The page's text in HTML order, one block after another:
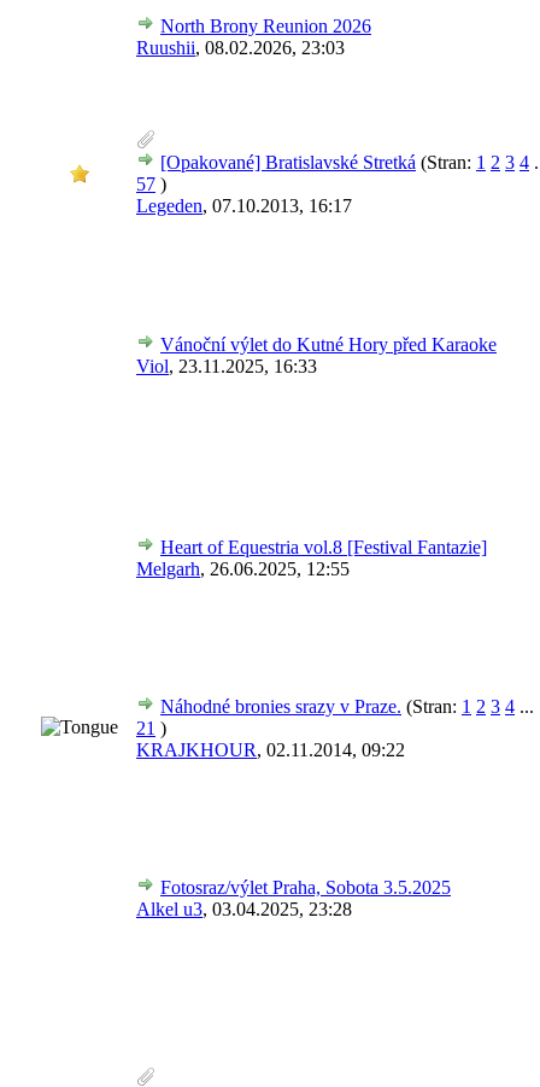
North Brony Reunion 2026
Ruushii, 08.02.2026, 23:03
[Opakované] Bratislavské Stretká (Stran: 1 2 3 4
57 )
Legeden, 07.10.2013, 16:17
Vánoční výlet do Kutné Hory před Karaoke
Viol, 23.11.2025, 16:33
Heart of Equestria vol.8 [Festival Fantazie]
Melgarh, 26.06.2025, 12:55
Náhodné bronies srazy v Praze. (Stran: 1 2 3 4 ...
21 )
KRAJKHOUR, 02.11.2014, 09:22
Fotosraz/výlet Praha, Sobota 3.5.2025
Alkel u3, 03.04.2025, 23:28